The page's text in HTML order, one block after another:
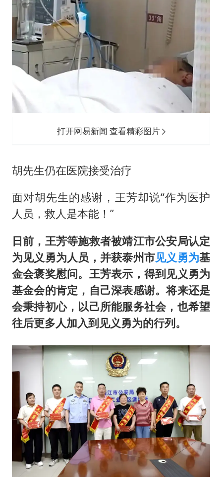
打开网易新闻 查看精彩图片
胡先生仍在医院接受治疗
面对胡先生的感谢，王芳却说“作为医护
人员，救人是本能！”
日前，王芳等施救者被靖江市公安局认定
为见义勇为人员， 并获泰州市见义勇为基
金会褒奖慰问。 王芳表示， 得到见义勇为
基金会的肯定， 自己深表感谢。将来还是
会秉持初心， 以己所能服务社会， 也希望
往后更多人加入到见义勇为的行列。